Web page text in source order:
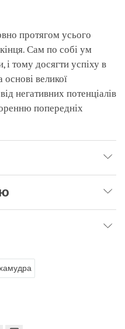
протягом усього
Сам по собі ум
і тому досягти успіху в
великої
негативних потенціалів
попередніх